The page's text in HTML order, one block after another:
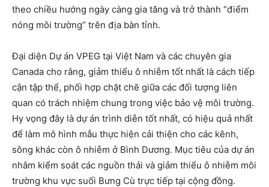
theo chiều hướng ngày càng gia tăng và trở thành “điểm
nóng môi trường” trên địa bàn tỉnh.
Đại diện Dự án VPEG tại Việt Nam và các chuyên gia
Canada cho rằng, giảm thiểu ô nhiễm tốt nhất là cách tiếp
cận tập thể, phối hợp chặt chẽ giữa các đối tượng liên
quan có trách nhiệm chung trong việc bảo vệ môi trường.
Hy vọng đây là dự án trình diễn tốt nhất, có hiệu quả nhất
để làm mô hình mẫu thực hiện cải thiện cho các kênh,
sông khác còn ô nhiễm ở Bình Dương. Mục tiêu của dự án
nhằm kiểm soát các nguồn thải và giảm thiểu ô nhiễm môi
trường khu vực suối Bưng Cù trực tiếp tại cộng đồng.